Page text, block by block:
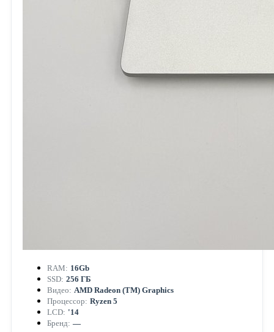
RAM: 16Gb
SSD: 256 ГБ
Видео: AMD Radeon (TM) Graphics
Процессор: Ryzen 5
LCD: '14
Бренд: —